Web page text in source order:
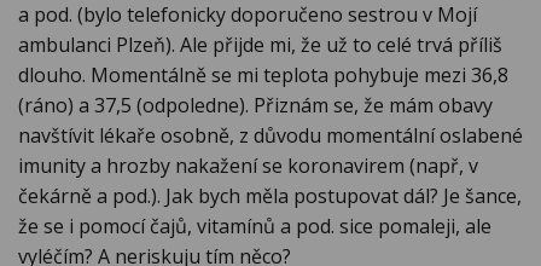
a pod. (bylo telefonicky doporučeno sestrou v Mojí
ambulanci Plzeň). Ale přijde mi, že už to celé trvá příliš
dlouho. Momentálně se mi teplota pohybuje mezi 36,8
(ráno) a 37,5 (odpoledne). Přiznám se, že mám obavy
navštívit lékaře osobně, z důvodu momentální oslabené
imunity a hrozby nakažení se koronavirem (např, v
čekárně a pod.). Jak bych měla postupovat dál? Je šance,
že se i pomocí čajů, vitamínů a pod. sice pomaleji, ale
vyléčím? A neriskuju tím něco?